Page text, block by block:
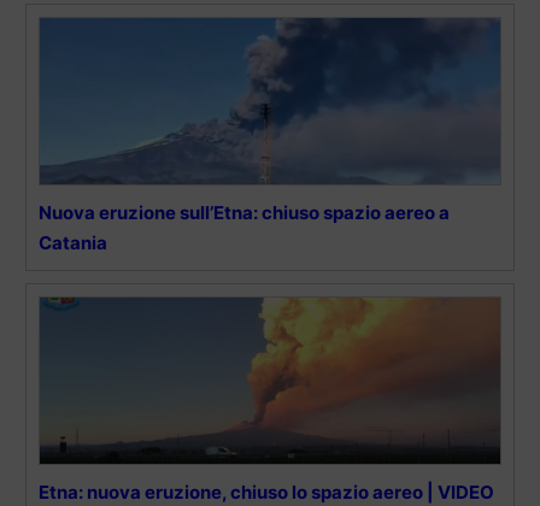
Nuova eruzione sull’Etna: chiuso spazio aereo a
Catania
Etna: nuova eruzione, chiuso lo spazio aereo | VIDEO